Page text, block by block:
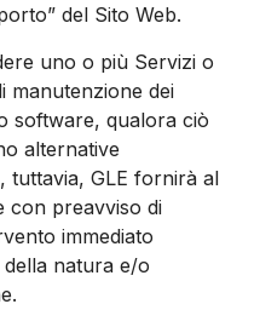
del Sito Web.
uno o più Servizi o
manutenzione dei
software, qualora ciò
alternative
tuttavia, GLE fornirà al
con preavviso di
immediato
natura e/o